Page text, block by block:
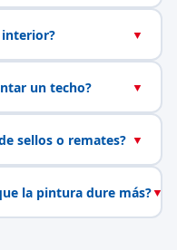
interior? ▼
un techo? ▼
sellos o remates? ▼
la pintura dure más?▼